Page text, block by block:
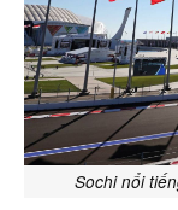
Sochi nổi